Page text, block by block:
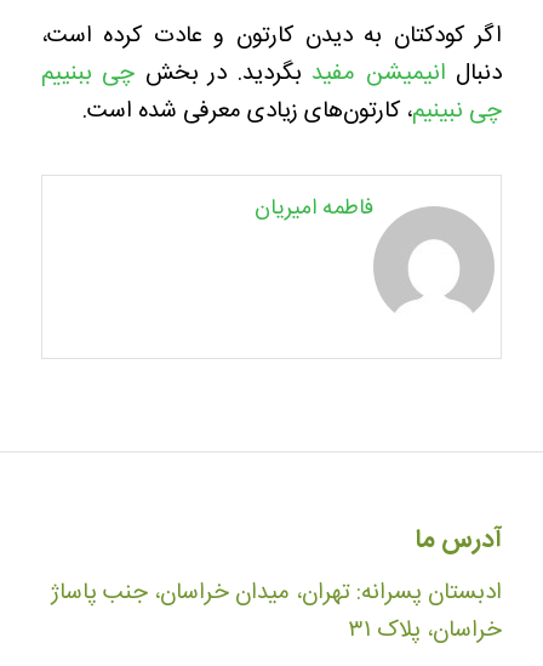
اگر کودکتان به دیدن کارتون و عادت کرده است،
دنبال انیمیشن مفید بگردید. در بخش چی ببنییم
چی نبینیم، کارتون‌های زیادی معرفی شده است.
فاطمه امیریان
آدرس ما
ادبستان پسرانه: تهران، میدان خراسان، جنب پاساژ
خراسان، پلاک ۳۱